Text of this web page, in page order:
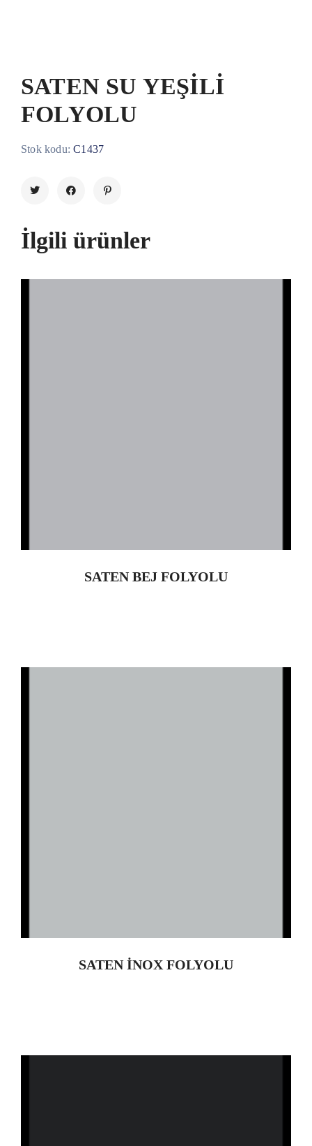
SATEN SU YEŞİLİ
FOLYOLU
Stok kodu:C1437
İlgili ürünler
SATEN BEJ FOLYOLU
SATEN İNOX FOLYOLU